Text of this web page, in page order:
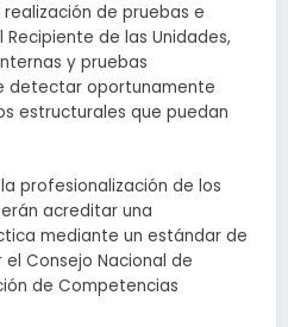
de pruebas e
de las Unidades,
y pruebas
detectar oportunamente
estructurales que puedan
profesionalización de los
acreditar una
mediante un estándar de
Consejo Nacional de
de Competencias